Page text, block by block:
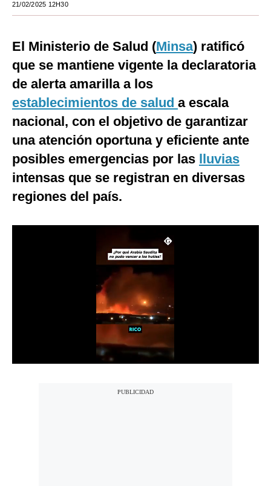
Mundo
España
Internacional
Club del Suscriptor
Mix
G de Gestión
Notas Contratadas
21/02/2025 12H30
El Ministerio de Salud (Minsa) ratificó
que se mantiene vigente la declaratoria
de alerta amarilla a los
establecimientos de salud a escala
nacional, con el objetivo de garantizar
una atención oportuna y eficiente ante
posibles emergencias por las lluvias
intensas que se registran en diversas
regiones del país.